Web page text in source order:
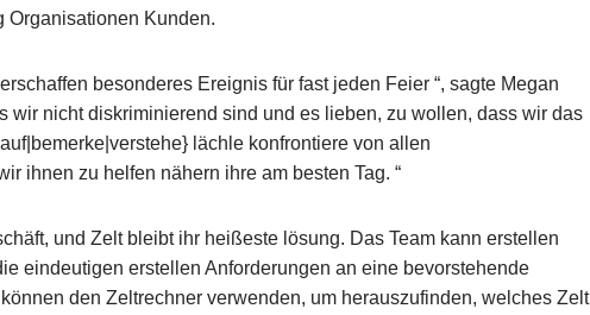
Organisationen Kunden.
besonderes Ereignis für fast jeden Feier “, sagte Megan
wir nicht diskriminierend sind und es lieben, zu wollen, dass wir das
lächle konfrontiere von allen
ihnen zu helfen nähern ihre am besten Tag. “
und Zelt bleibt ihr heißeste lösung. Das Team kann erstellen
eindeutigen erstellen Anforderungen an eine bevorstehende
den Zeltrechner verwenden, um herauszufinden, welches Zelt